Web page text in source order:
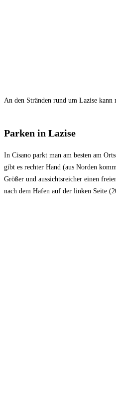
An den Stränden rund um Lazise kann
Parken in Lazise
In Cisano parkt man am besten am
gibt es rechter Hand (aus Norden
Größer und aussichtsreicher einen
nach dem Hafen auf der linken Seite